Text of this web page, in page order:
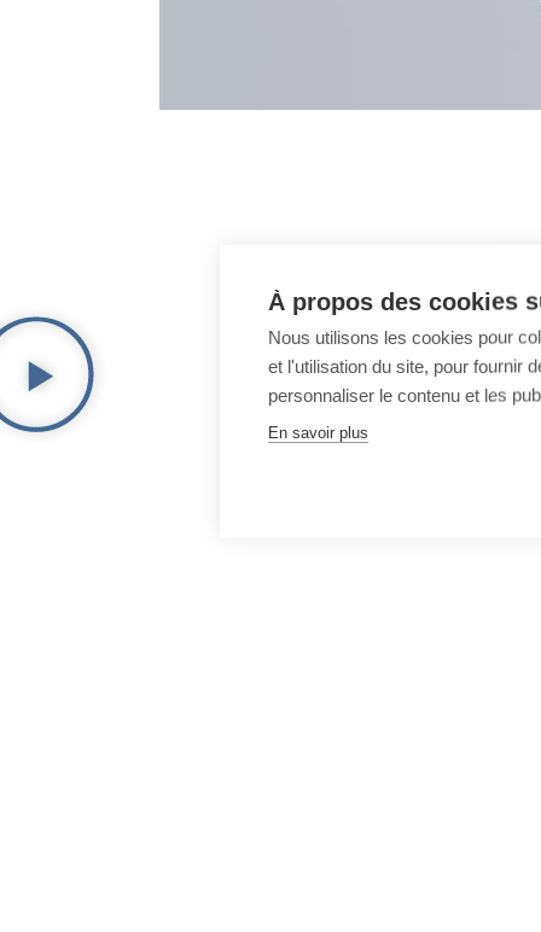
À propos des cookies
Nous utilisons les cookies pour
et l'utilisation du site, pour fournir
personnaliser le contenu et les
En savoir plus